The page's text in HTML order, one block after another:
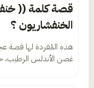
قصة كلمة ((
الخنفشاريون ؟
هذه المُفردة لها قصة
غصن الأندلس الرطيب،